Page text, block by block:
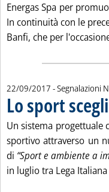
Energas Spa per
In continuità con le
Banfi, che per
22/09/2017 - Segnalazioni
Lo sport
Un sistema progettuale
sportivo attraverso un
di “Sport e ambiente a
in luglio tra Lega Italiana